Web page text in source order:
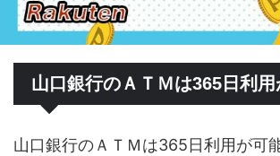
山口銀行のＡＴＭは365日利
山口銀行のＡＴＭは365日利用が可